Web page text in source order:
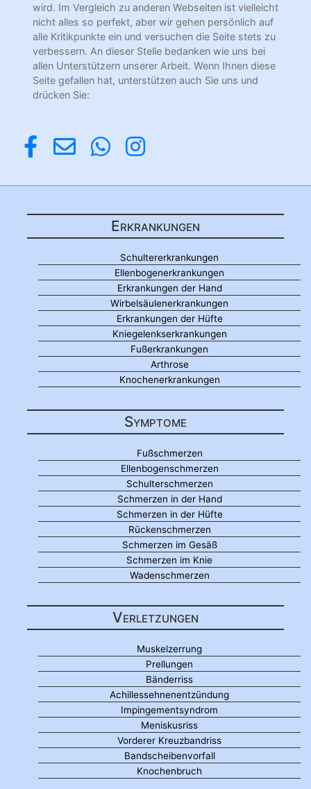
wird. Im Vergleich zu anderen Webseiten ist vielleicht
nicht alles so perfekt, aber wir gehen persönlich auf
alle Kritikpunkte ein und versuchen die Seite stets zu
verbessern. An dieser Stelle bedanken wie uns bei
allen Unterstützern unserer Arbeit. Wenn Ihnen diese
Seite gefallen hat, unterstützen auch Sie uns und
drücken Sie:
Erkrankungen
Schultererkrankungen
Ellenbogenerkrankungen
Erkrankungen der Hand
Wirbelsäulenerkrankungen
Erkrankungen der Hüfte
Kniegelenkserkrankungen
Fußerkrankungen
Arthrose
Knochenerkrankungen
Symptome
Fußschmerzen
Ellenbogenschmerzen
Schulterschmerzen
Schmerzen in der Hand
Schmerzen in der Hüfte
Rückenschmerzen
Schmerzen im Gesäß
Schmerzen im Knie
Wadenschmerzen
Verletzungen
Muskelzerrung
Prellungen
Bänderriss
Achillessehnenentzündung
Impingementsyndrom
Meniskusriss
Vorderer Kreuzbandriss
Bandscheibenvorfall
Knochenbruch